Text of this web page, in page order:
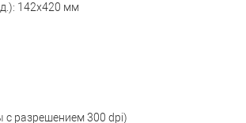
142х420 мм
с разрешением 300 dpi)